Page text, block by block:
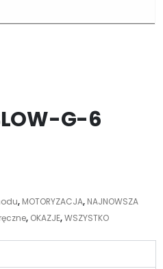
G-6
, MOTORYZACJA, NAJNOWSZA
, OKAZJE,WSZYSTKO